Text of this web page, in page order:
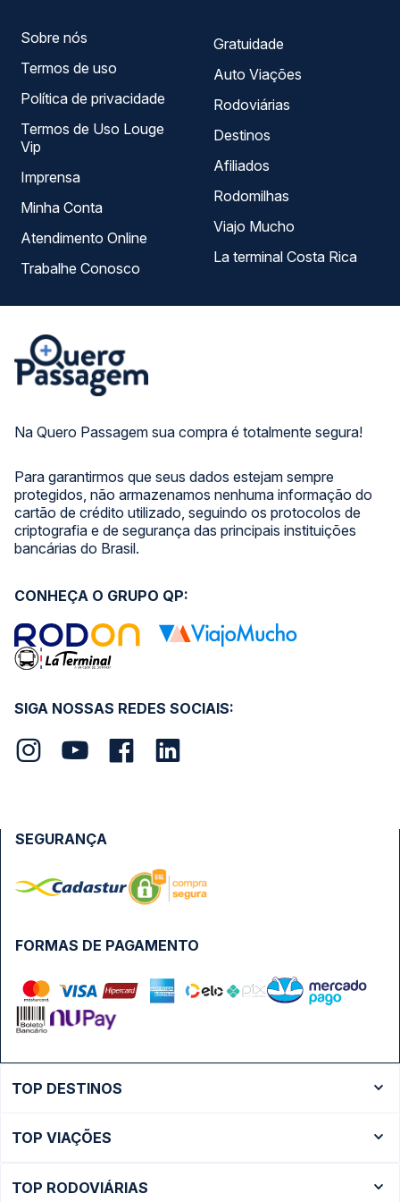
Na Quero Passagem sua compra é totalmente segura!
Para garantirmos que seus dados estejam sempre
protegidos, não armazenamos nenhuma informação do
cartão de crédito utilizado, seguindo os protocolos de
criptografia e de segurança das principais instituições
bancárias do Brasil.
Sobre nós
Termos de uso
Política de privacidade
Termos de Uso Louge
Vip
Imprensa
Minha Conta
Atendimento Online
Trabalhe Conosco
Gratuidade
Auto Viações
Rodoviárias
Destinos
Afiliados
Rodomilhas
Viajo Mucho
La terminal Costa Rica
SIGA NOSSAS REDES SOCIAIS:
CONHEÇA O GRUPO QP:
FORMAS DE PAGAMENTO
SEGURANÇA
TOP DESTINOS
Ônibus São Paulo
TOP VIAÇÕES
TOP RODOVIÁRIAS